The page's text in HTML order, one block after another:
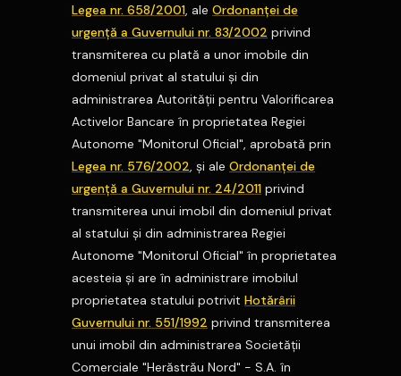
Legea nr. 658/2001, ale Ordonanţei de
urgenţă a Guvernului nr. 83/2002 privind
transmiterea cu plată a unor imobile din
domeniul privat al statului şi din
administrarea Autorităţii pentru Valorificarea
Activelor Bancare în proprietatea Regiei
Autonome "Monitorul Oficial", aprobată prin
Legea nr. 576/2002, şi ale Ordonanţei de
urgenţă a Guvernului nr. 24/2011 privind
transmiterea unui imobil din domeniul privat
al statului şi din administrarea Regiei
Autonome "Monitorul Oficial" în proprietatea
acesteia şi are în administrare imobilul
proprietatea statului potrivit Hotărârii
Guvernului nr. 551/1992 privind transmiterea
unui imobil din administrarea Societăţii
Comerciale "Herăstrău Nord" - S.A. în